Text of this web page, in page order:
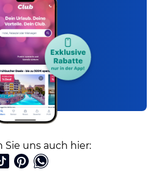
Sie uns auch hier: